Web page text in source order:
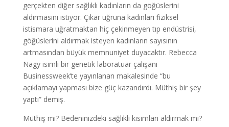
gerçekten diğer sağlıklı kadınların da göğüslerini
aldırmasını istiyor. Çıkar uğruna kadınları fiziksel
istismara uğratmaktan hiç çekinmeyen tıp endüstrisi,
göğüslerini aldırmak isteyen kadınların sayısının
artmasından büyük memnuniyet duyacaktır. Rebecca
Nagy isimli bir genetik laboratuar çalışanı
Businessweek’te yayınlanan makalesinde “bu
açıklamayı yapması bize güç kazandırdı. Müthiş bir şey
yaptı” demiş.
Müthiş mi? Bedeninizdeki sağlıklı kısımları aldırmak mı?